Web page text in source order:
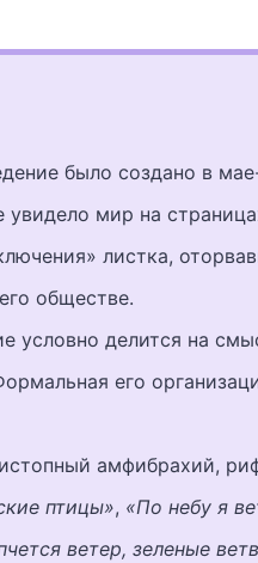
было создано в
мир на
листка,
обществе.
условно делится на
его
амфибрахий,
птицы», «По небу я
ветер, зеленые